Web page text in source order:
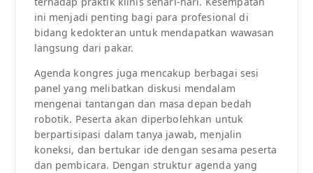
ini menjadi penting bagi para profesional di
bidang kedokteran untuk mendapatkan wawasan
langsung dari pakar.
Agenda kongres juga mencakup berbagai sesi
panel yang melibatkan diskusi mendalam
mengenai tantangan dan masa depan bedah
robotik. Peserta akan diperbolehkan untuk
berpartisipasi dalam tanya jawab, menjalin
koneksi, dan bertukar ide dengan sesama peserta
dan pembicara. Dengan struktur agenda yang